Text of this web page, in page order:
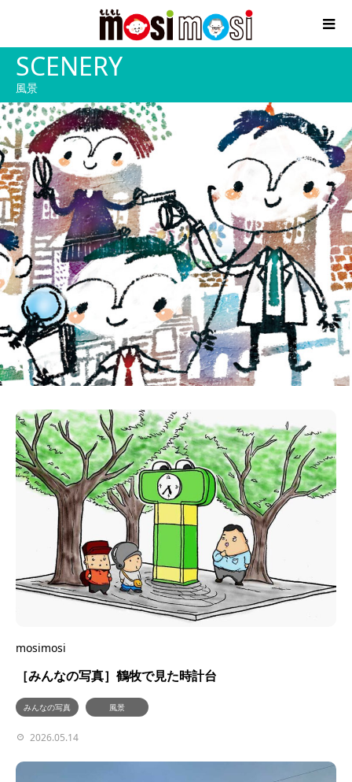
SCENERY
風景
mosimosi
［みんなの写真］鶴牧で見た時計台
みんなの写真 風景
2026.05.14